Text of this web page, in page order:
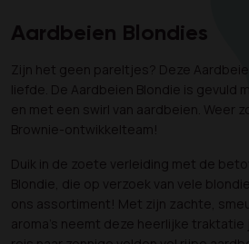
Aardbeien Blondies
Zijn het geen pareltjes? Deze
liefde. De Aardbeien Blondie is gevuld
en met een swirl van aardbeien. Weer
Brownie-ontwikkelteam!
Duik in de zoete verleiding met de
Blondie, die op verzoek van vele
ons assortiment! Met zijn zachte,
aroma's neemt deze heerlijke